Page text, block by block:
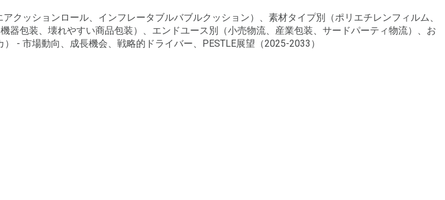
クッションロール、インフレータブルバブルクッション）、素材タイプ別（ポリエチレンフィルム、
包装、壊れやすい商品包装）、エンドユース別（小売物流、産業包装、サードパーティ物流）、お
- 市場動向、成長機会、戦略的ドライバー、PESTLE展望（2025-2033）